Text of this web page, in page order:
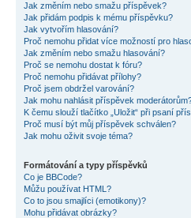
Jak změním nebo smažu příspěvek?
Jak přidám podpis k mému příspěvku?
Jak vytvořím hlasování?
Proč nemohu přidat více možností pro
Jak změním nebo smažu hlasování?
Proč se nemohu dostat k fóru?
Proč nemohu přidávat přílohy?
Proč jsem obdržel varování?
Jak mohu nahlásit příspěvek
K čemu slouží tlačítko „Uložit“ při psaní
Proč musí být můj příspěvek schválen?
Jak mohu oživit svoje téma?
Formátování a typy příspěvků
Co je BBCode?
Můžu používat HTML?
Co to jsou smajlíci (emotikony)?
Mohu přidávat obrázky?